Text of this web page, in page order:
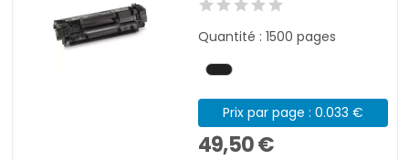
Quantité : 1500 pages
Prix par page : 0.033 €
49,50 €